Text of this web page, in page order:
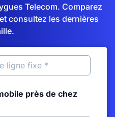
Telecom. Comparez
consultez les dernières
près de chez